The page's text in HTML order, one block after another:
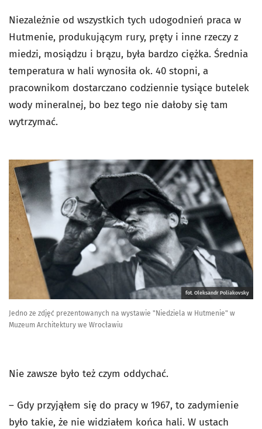
Niezależnie od wszystkich tych udogodnień praca w
Hutmenie, produkującym rury, pręty i inne rzeczy z
miedzi, mosiądzu i brązu, była bardzo ciężka. Średnia
temperatura w hali wynosiła ok. 40 stopni, a
pracownikom dostarczano codziennie tysiące butelek
wody mineralnej, bo bez tego nie dałoby się tam
wytrzymać.
fot. Oleksandr Poliakovsky
Jedno ze zdjęć prezentowanych na wystawie "Niedziela w Hutmenie" w
Muzeum Architektury we Wrocławiu
Nie zawsze było też czym oddychać.
– Gdy przyjąłem się do pracy w 1967, to zadymienie
było takie, że nie widziałem końca hali. W ustach